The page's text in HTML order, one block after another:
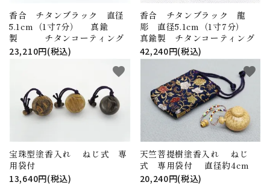
香合 チタンブラック 直径
5.1cm（1寸7分） 真鍮
製 チタンコーティング
23,210円(税込)
香合 チタンブラック 龍
彫 直径5.1cm（1寸7分）
真鍮製 チタンコーティング
42,240円(税込)
宝珠型塗香入れ ねじ式 専
用袋付
13,640円(税込)
favorite
天竺菩提樹塗香入れ ねじ
式 専用袋付 直径約4cm
20,240円(税込)
favorite